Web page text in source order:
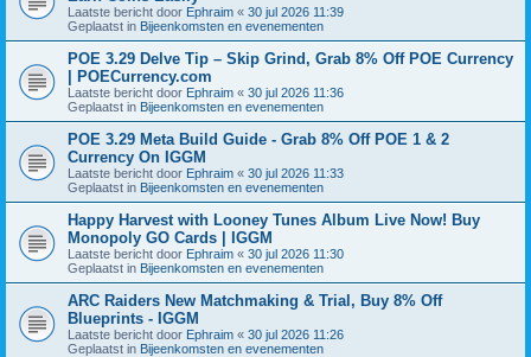
Laatste bericht door Ephraim « 30 jul 2026 11:39
Geplaatst in Bijeenkomsten en evenementen
POE 3.29 Delve Tip – Skip Grind, Grab 8% Off POE Currency
| POECurrency.com
Laatste bericht door Ephraim « 30 jul 2026 11:36
Geplaatst in Bijeenkomsten en evenementen
POE 3.29 Meta Build Guide - Grab 8% Off POE 1 & 2
Currency On IGGM
Laatste bericht door Ephraim « 30 jul 2026 11:33
Geplaatst in Bijeenkomsten en evenementen
Happy Harvest with Looney Tunes Album Live Now! Buy
Monopoly GO Cards | IGGM
Laatste bericht door Ephraim « 30 jul 2026 11:30
Geplaatst in Bijeenkomsten en evenementen
ARC Raiders New Matchmaking & Trial, Buy 8% Off
Blueprints - IGGM
Laatste bericht door Ephraim « 30 jul 2026 11:26
Geplaatst in Bijeenkomsten en evenementen